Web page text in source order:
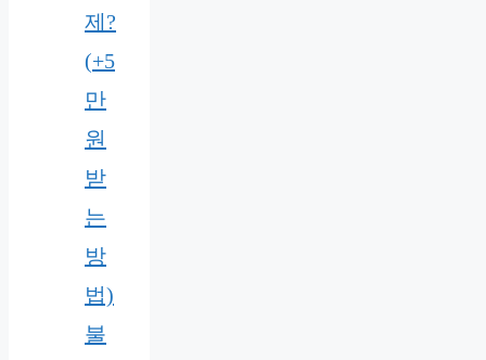
제?
(+5
만
원
받
는
방
법)
불